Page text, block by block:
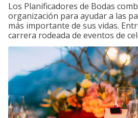
Los Planificadores de Bodas
organización para ayudar a las
más importante de sus vidas.
carrera rodeada de eventos de